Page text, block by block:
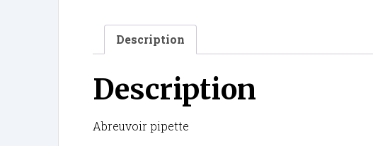
Description
Description
Abreuvoir pipette